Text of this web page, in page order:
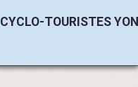
CYCLO-TOURISTES